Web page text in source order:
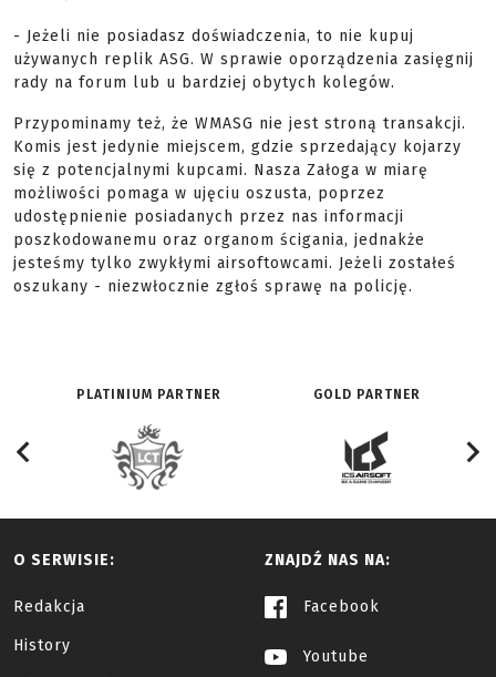
- Jeżeli nie posiadasz doświadczenia, to nie kupuj
używanych replik ASG. W sprawie oporządzenia zasięgnij
rady na forum lub u bardziej obytych kolegów.
Przypominamy też, że WMASG nie jest stroną transakcji.
Komis jest jedynie miejscem, gdzie sprzedający kojarzy
się z potencjalnymi kupcami. Nasza Załoga w miarę
możliwości pomaga w ujęciu oszusta, poprzez
udostępnienie posiadanych przez nas informacji
poszkodowanemu oraz organom ścigania, jednakże
jesteśmy tylko zwykłymi airsoftowcami. Jeżeli zostałeś
oszukany - niezwłocznie zgłoś sprawę na policję.
PLATINIUM PARTNER GOLD PARTNER
O SERWISIE:
Redakcja
History
ZNAJDŹ NAS NA:
Facebook
Youtube